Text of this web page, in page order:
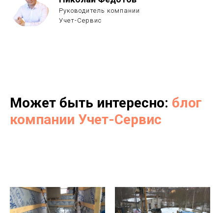
Руководитель компании
Учет-Сервис
Может быть интересно: блог
компании Учет-Сервис